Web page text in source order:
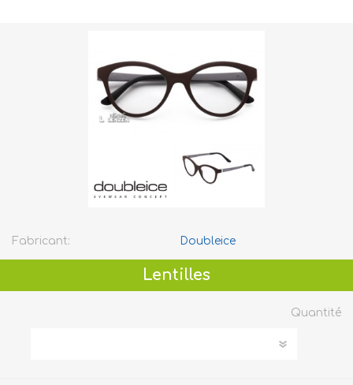
Fabricant: Doubleice
Lentilles
Quantité